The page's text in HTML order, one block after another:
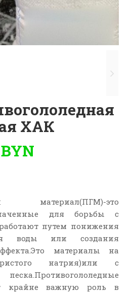
ХАК
BYN
материал(ПГМ)-это
для борьбы с
путем понижения
воды или создания
материалы на
натрия)или с
крайне важную роль в